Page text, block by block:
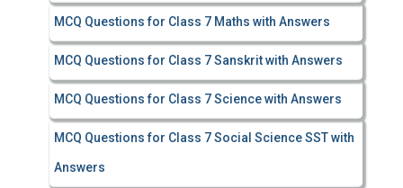
MCQ Questions for Class 7 Maths with Answers
MCQ Questions for Class 7 Sanskrit with Answers
MCQ Questions for Class 7 Science with Answers
MCQ Questions for Class 7 Social Science SST with
Answers